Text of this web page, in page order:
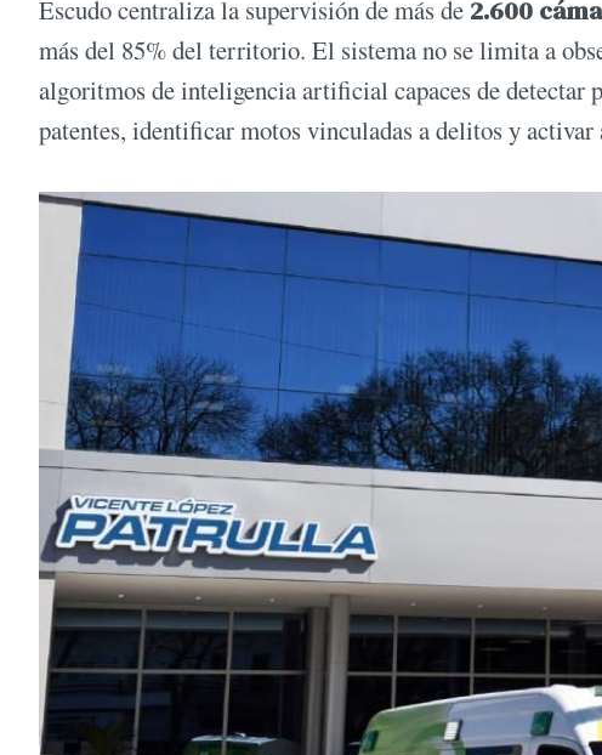
Escudo centraliza la supervisión de más de 2.600
más del 85% del territorio. El sistema no se limita a
algoritmos de inteligencia artificial capaces de detectar
patentes, identificar motos vinculadas a delitos y